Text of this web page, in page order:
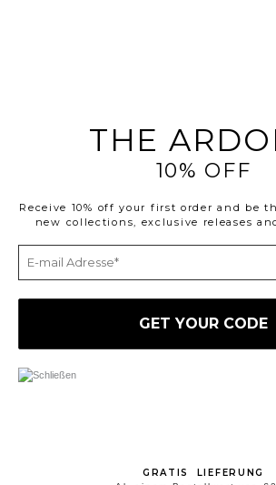
THE
10% OFF
Receive 10% off your first order and be
new collections, exclusive releases
GRATIS LIEFERUNG